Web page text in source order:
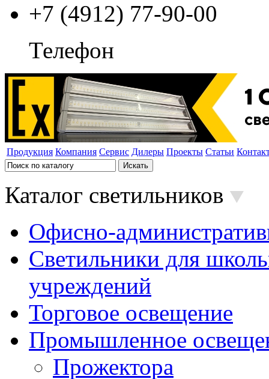
+7 (4912) 77-90-00
Телефон
Продукция Компания Сервис Дилеры Проекты Статьи
Каталог светильников
Офисно-
Светильники для
учреждений
Торговое освещение
Промышленное
Прожектора